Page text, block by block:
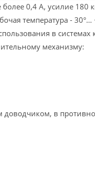
более 0,4 A, усилие 180
температура - 30°…
в
механизму:
в